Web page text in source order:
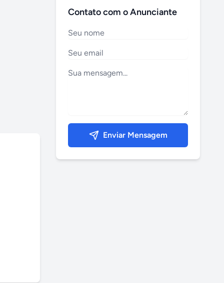
Contato com o Anunciante
Enviar Mensagem